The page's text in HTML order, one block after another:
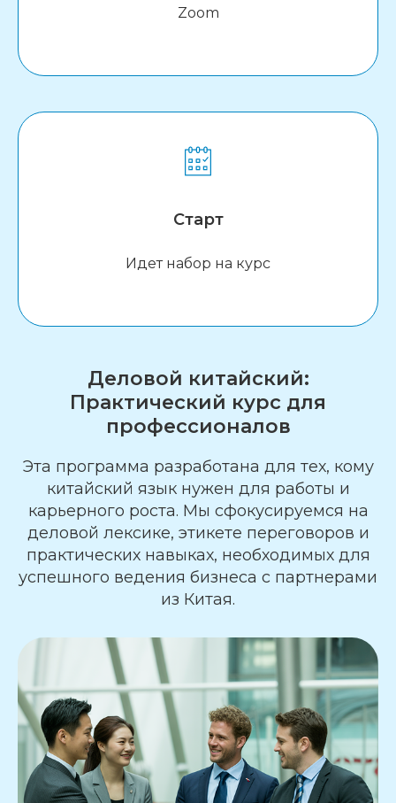
Zoom
Старт
Идет набор на курс
Деловой китайский:
Практический курс для
профессионалов
Эта программа разработана для тех, кому
китайский язык нужен для работы и
карьерного роста. Мы сфокусируемся на
деловой лексике, этикете переговоров и
практических навыках, необходимых для
успешного ведения бизнеса с партнерами
из Китая.